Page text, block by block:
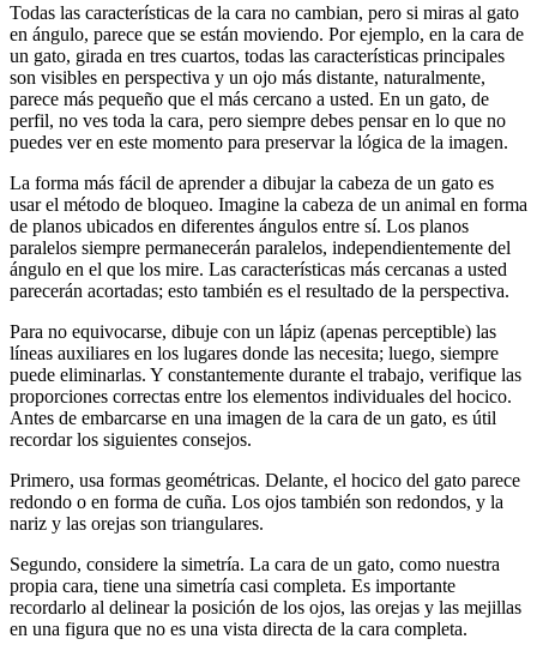
Todas las características de la cara no cambian, pero si miras al gato
en ángulo, parece que se están moviendo. Por ejemplo, en la cara de
un gato, girada en tres cuartos, todas las características principales
son visibles en perspectiva y un ojo más distante, naturalmente,
parece más pequeño que el más cercano a usted. En un gato, de
perfil, no ves toda la cara, pero siempre debes pensar en lo que no
puedes ver en este momento para preservar la lógica de la imagen.
La forma más fácil de aprender a dibujar la cabeza de un gato es
usar el método de bloqueo. Imagine la cabeza de un animal en forma
de planos ubicados en diferentes ángulos entre sí. Los planos
paralelos siempre permanecerán paralelos, independientemente del
ángulo en el que los mire. Las características más cercanas a usted
parecerán acortadas; esto también es el resultado de la perspectiva.
Para no equivocarse, dibuje con un lápiz (apenas perceptible) las
líneas auxiliares en los lugares donde las necesita; luego, siempre
puede eliminarlas. Y constantemente durante el trabajo, verifique las
proporciones correctas entre los elementos individuales del hocico.
Antes de embarcarse en una imagen de la cara de un gato, es útil
recordar los siguientes consejos.
Primero, usa formas geométricas. Delante, el hocico del gato parece
redondo o en forma de cuña. Los ojos también son redondos, y la
nariz y las orejas son triangulares.
Segundo, considere la simetría. La cara de un gato, como nuestra
propia cara, tiene una simetría casi completa. Es importante
recordarlo al delinear la posición de los ojos, las orejas y las mejillas
en una figura que no es una vista directa de la cara completa.